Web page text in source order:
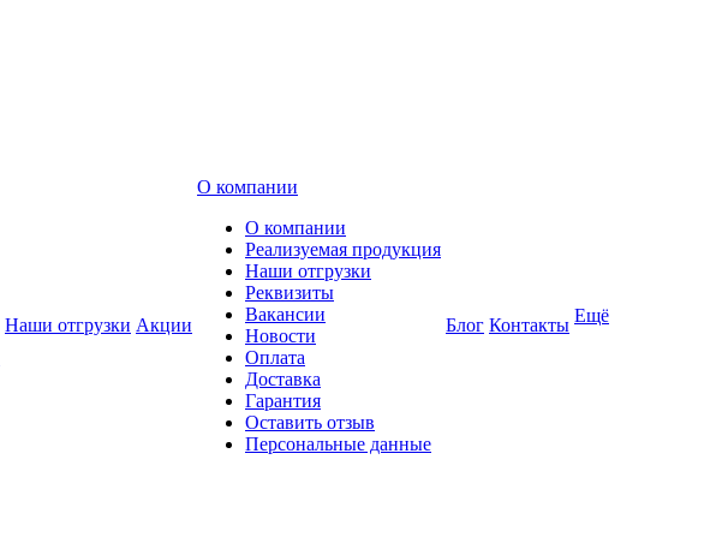
Наши отгрузки Акции
О компании
О компании
Реализуемая продукция
Наши отгрузки
Реквизиты
Вакансии
Новости
Оплата
Доставка
Гарантия
Оставить отзыв
Персональные данные
Блог Контакты Ещё